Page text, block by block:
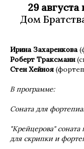
29
Дом
Ирина Захаренкова
Роберт Траксманн
Стен Хейноя
В программе:
Соната для
"Крейцерова"
для скрипки и